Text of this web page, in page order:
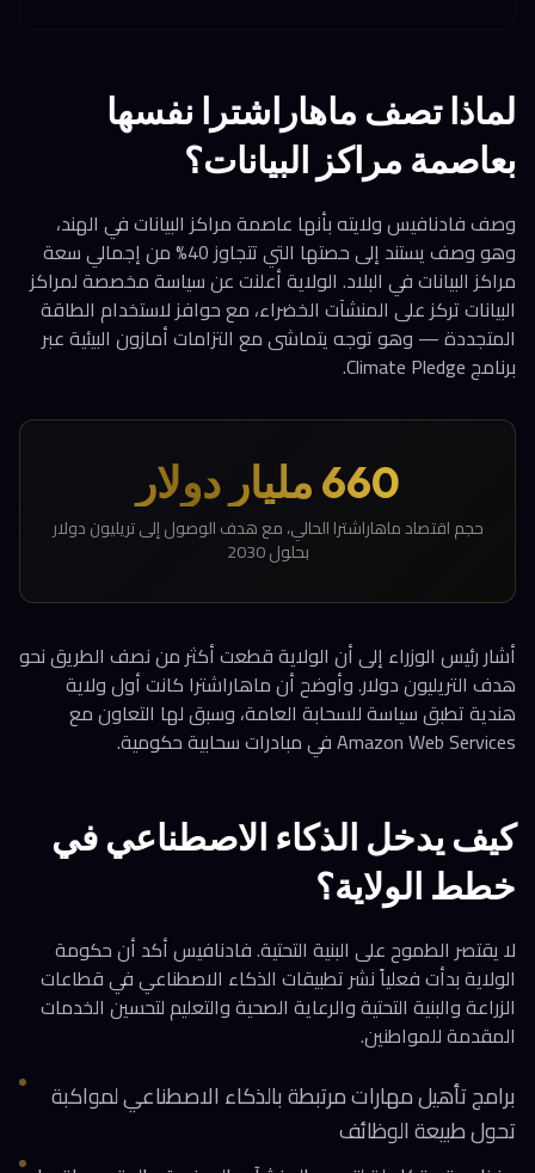
لماذا تصف ماهاراشترا نفسها
بعاصمة مراكز البيانات؟
وصف فادنافيس ولايته بأنها عاصمة مراكز البيانات في الهند،
وهو وصف يستند إلى حصتها التي تتجاوز 40% من إجمالي سعة
مراكز البيانات في البلاد. الولاية أعلنت عن سياسة مخصصة لمراكز
البيانات تركز على المنشآت الخضراء، مع حوافز لاستخدام الطاقة
المتجددة — وهو توجه يتماشى مع التزامات أمازون البيئية عبر
برنامج Climate Pledge.
660 مليار دولار
حجم اقتصاد ماهاراشترا الحالي، مع هدف الوصول إلى تريليون دولار
بحلول 2030
أشار رئيس الوزراء إلى أن الولاية قطعت أكثر من نصف الطريق نحو
هدف التريليون دولار. وأوضح أن ماهاراشترا كانت أول ولاية
هندية تطبق سياسة للسحابة العامة، وسبق لها التعاون مع
Amazon Web Services في مبادرات سحابية حكومية.
كيف يدخل الذكاء الاصطناعي في
خطط الولاية؟
لا يقتصر الطموح على البنية التحتية. فادنافيس أكد أن حكومة
الولاية بدأت فعلياً نشر تطبيقات الذكاء الاصطناعي في قطاعات
الزراعة والبنية التحتية والرعاية الصحية والتعليم لتحسين الخدمات
المقدمة للمواطنين.
برامج تأهيل مهارات مرتبطة بالذكاء الاصطناعي لمواكبة
تحول طبيعة الوظائف